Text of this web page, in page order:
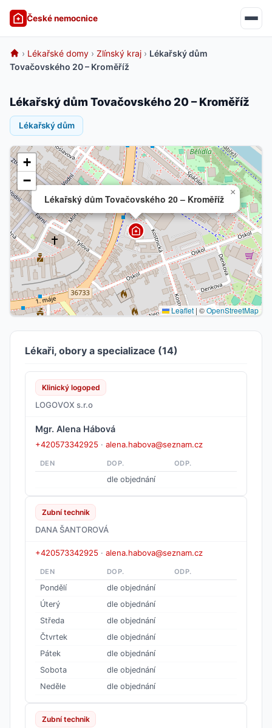
České nemocnice
› Lékařské domy › Zlínský kraj › Lékařský dům
Tovačovského 20 – Kroměříž
Lékařský dům Tovačovského 20 – Kroměříž
Lékařský dům
Lékařský dům Tovačovského 20 – Kroměříž
×
+
−
Leaflet | ©OpenStreetMap
Lékaři, obory a specializace (14)
Klinický logoped
LOGOVOX s.r.o
Mgr. Alena Hábová
+420573342925 · alena.habova@seznam.cz
DEN DOP. ODP.
dle objednání
Zubní technik
DANA ŠANTOROVÁ
+420573342925 · alena.habova@seznam.cz
DEN DOP. ODP.
Pondělí
dle objednání
Úterý
dle objednání
Středa
dle objednání
Čtvrtek
dle objednání
Pátek
dle objednání
Sobota
dle objednání
Neděle
dle objednání
Zubní technik